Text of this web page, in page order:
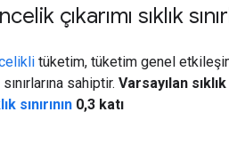
çıkarımı sıklık
tüketim, tüketim genel
sınırlarına sahiptir. Varsayılan
sınırının 0,3 katı